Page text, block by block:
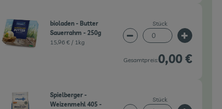
ändern
bioladen - Butter
Sauerrahm - 250g
15,96 € / 1kg
Stück
Artikelanzahl verringern
Gesamtpreis:0,00 €
Spielberger -
Weizenmehl 405 -
Stück